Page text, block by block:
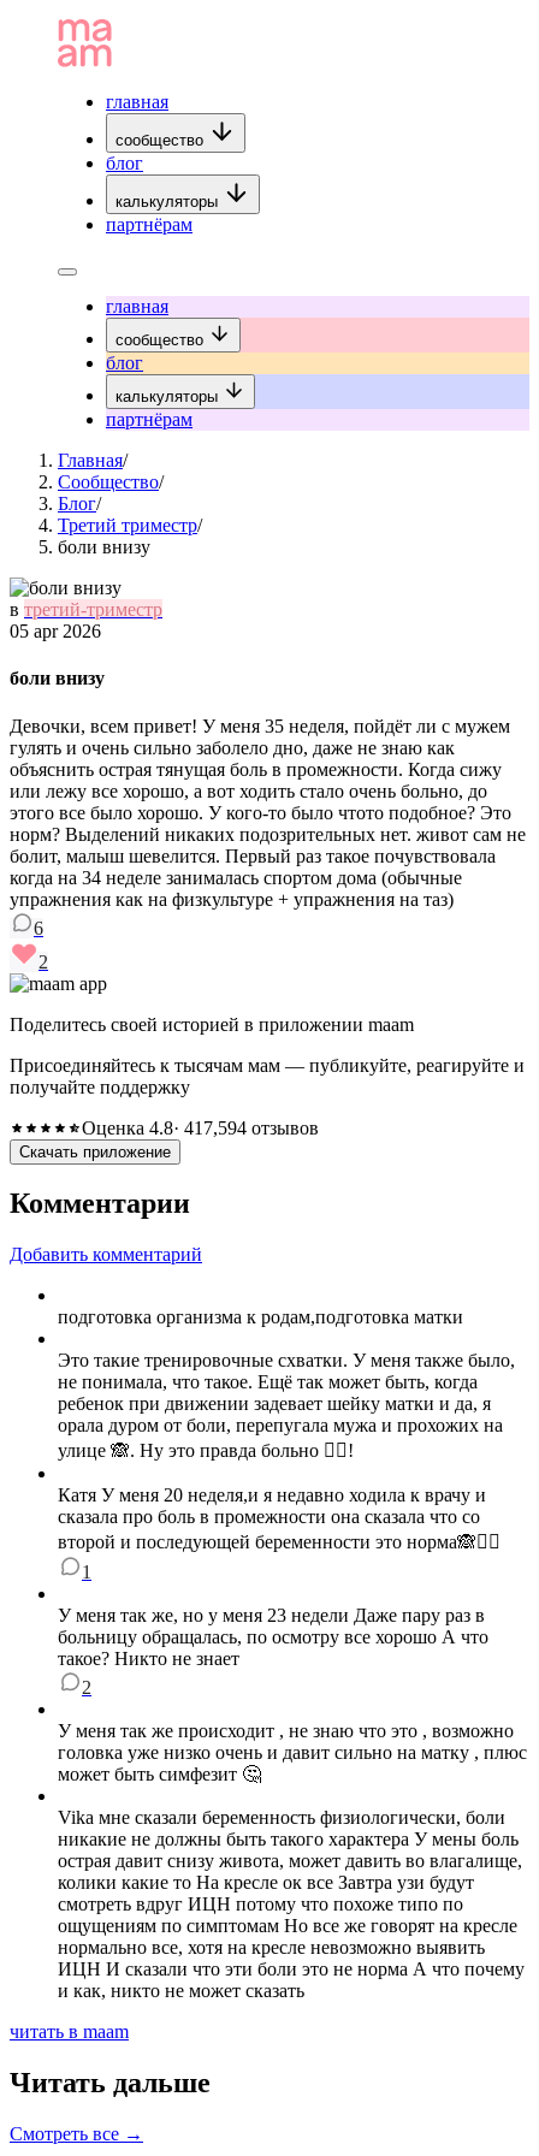
главная
сообщество
блог
калькуляторы
партнёрам
главная
сообщество
блог
калькуляторы
партнёрам
Главная/
Сообщество/
Блог/
Третий триместр/
боли внизу
в третий-триместр
05 apr 2026
боли внизу
Девочки, всем привет! У меня 35 неделя, пойдёт ли с мужем
гулять и очень сильно заболело дно, даже не знаю как
объяснить острая тянущая боль в промежности. Когда сижу
или лежу все хорошо, а вот ходить стало очень больно, до
этого все было хорошо. У кого-то было чтото подобное? Это
норм? Выделений никаких подозрительных нет. живот сам не
болит, малыш шевелится. Первый раз такое почувствовала
когда на 34 неделе занималась спортом дома (обычные
упражнения как на физкультуре + упражнения на таз)
6
2
Поделитесь своей историей в приложении maam
Присоединяйтесь к тысячам мам — публикуйте, реагируйте и
получайте поддержку
Оценка 4.8· 417,594 отзывов
Скачать приложение
Комментарии
Добавить комментарий
подготовка организма к родам,подготовка матки
Это такие тренировочные схватки. У меня также было,
не понимала, что такое. Ещё так может быть, когда
ребенок при движении задевает шейку матки и да, я
орала дуром от боли, перепугала мужа и прохожих на
улице 🙈. Ну это правда больно 🤷‍♀️!
Катя У меня 20 неделя,и я недавно ходила к врачу и
сказала про боль в промежности она сказала что со
второй и последующей беременности это норма🙈🤷‍♀️
1
У меня так же, но у меня 23 недели Даже пару раз в
больницу обращалась, по осмотру все хорошо А что
такое? Никто не знает
2
У меня так же происходит , не знаю что это , возможно
головка уже низко очень и давит сильно на матку , плюс
может быть симфезит 🤔
Vika мне сказали беременность физиологически, боли
никакие не должны быть такого характера У мены боль
острая давит снизу живота, может давить во влагалище,
колики какие то На кресле ок все Завтра узи будут
смотреть вдруг ИЦН потому что похоже типо по
ощущениям по симптомам Но все же говорят на кресле
нормально все, хотя на кресле невозможно выявить
ИЦН И сказали что эти боли это не норма А что почему
и как, никто не может сказать
читать в maam
Читать дальше
Смотреть все →